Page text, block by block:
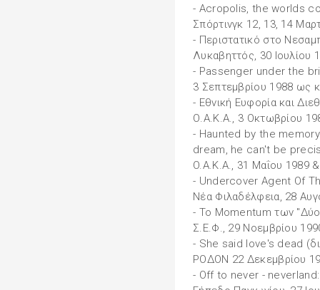
- Acropolis, the worlds
Σπόρτινγκ 12, 13, 14
- Περιστατικό στο
Λυκαβηττός, 30 Ιουλίου
- Passenger under the
3 Σεπτεμβρίου 1988 ως
- Εθνική Ευφορία και
Ο.Α.Κ.Α., 3 Οκτωβρίου
- Haunted by the
dream, he can't be
O.A.K.A., 31 Μαΐου 1989
- Undercover Agent Of
Νέα Φιλαδέλφεια, 28
- Το Momentum των
Σ.Ε.Φ., 29 Νοεμβρίου
- She said love's dead
ΡΟΔΟΝ 22 Δεκεμβρίου
- Off to never - neverland: